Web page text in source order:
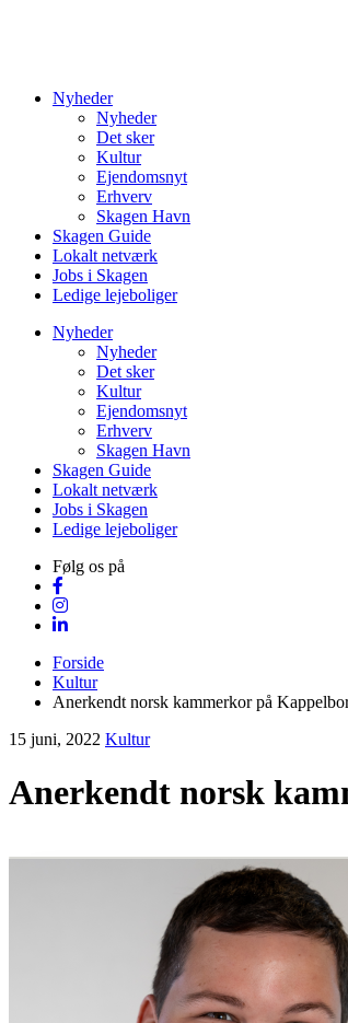
Nyheder
Nyheder
Det sker
Kultur
Ejendomsnyt
Erhverv
Skagen Havn
Skagen Guide
Lokalt netværk
Jobs i Skagen
Ledige lejeboliger
Nyheder
Nyheder
Det sker
Kultur
Ejendomsnyt
Erhverv
Skagen Havn
Skagen Guide
Lokalt netværk
Jobs i Skagen
Ledige lejeboliger
Følg os på
Forside
Kultur
Anerkendt norsk kammerkor på
15 juni, 2022 Kultur
Anerkendt norsk